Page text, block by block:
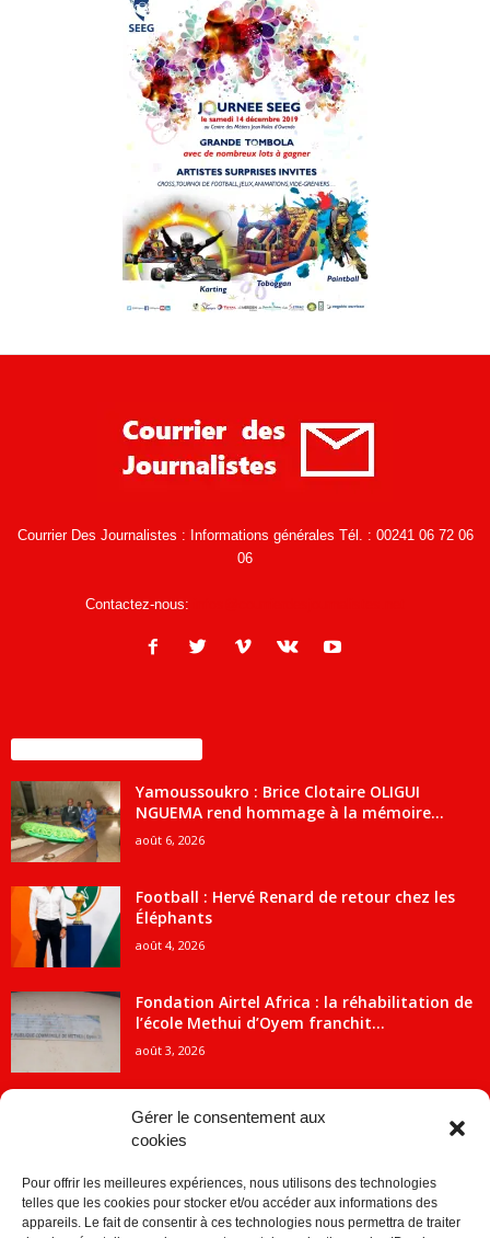
Gérer le consentement aux
cookies
Pour offrir les meilleures expériences, nous utilisons des technologies
telles que les cookies pour stocker et/ou accéder aux informations des
appareils. Le fait de consentir à ces technologies nous permettra de traiter
Courrier Des Journalistes : Informations générales Tél. : 00241 06 72 06
06
Contactez-nous:
Yamoussoukro : Brice Clotaire OLIGUI
NGUEMA rend hommage à la mémoire...
août 6, 2026
Football : Hervé Renard de retour chez les
Éléphants
août 4, 2026
Fondation Airtel Africa : la réhabilitation de
l’école Methui d’Oyem franchit...
août 3, 2026
CATÉGORIE POPULAIRE
ACTUALITES
Economie 2091